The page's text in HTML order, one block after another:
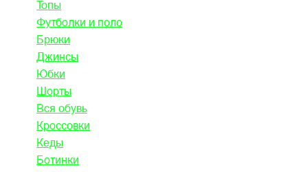
Топы
Футболки и поло
Брюки
Джинсы
Юбки
Шорты
Вся обувь
Кроссовки
Кеды
Ботинки